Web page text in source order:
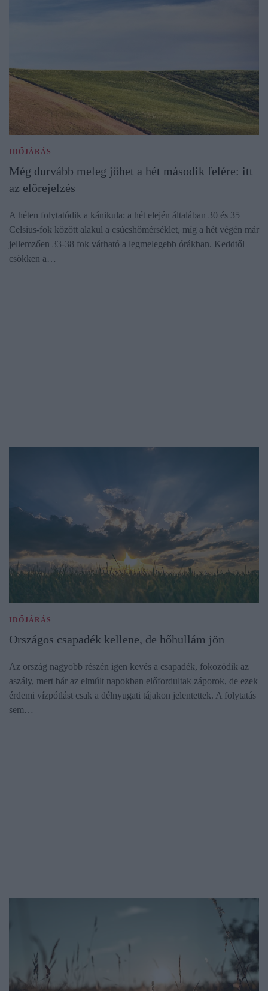
IDŐJÁRÁS
Még durvább meleg jöhet a hét második felére: itt
az előrejelzés
A héten folytatódik a kánikula: a hét elején általában 30 és 35
Celsius-fok között alakul a csúcshőmérséklet, míg a hét végén már
jellemzően 33-38 fok várható a legmelegebb órákban. Keddtől
csökken a…
IDŐJÁRÁS
Országos csapadék kellene, de hőhullám jön
Az ország nagyobb részén igen kevés a csapadék, fokozódik az
aszály, mert bár az elmúlt napokban előfordultak záporok, de ezek
érdemi vízpótlást csak a délnyugati tájakon jelentettek. A folytatás
sem…